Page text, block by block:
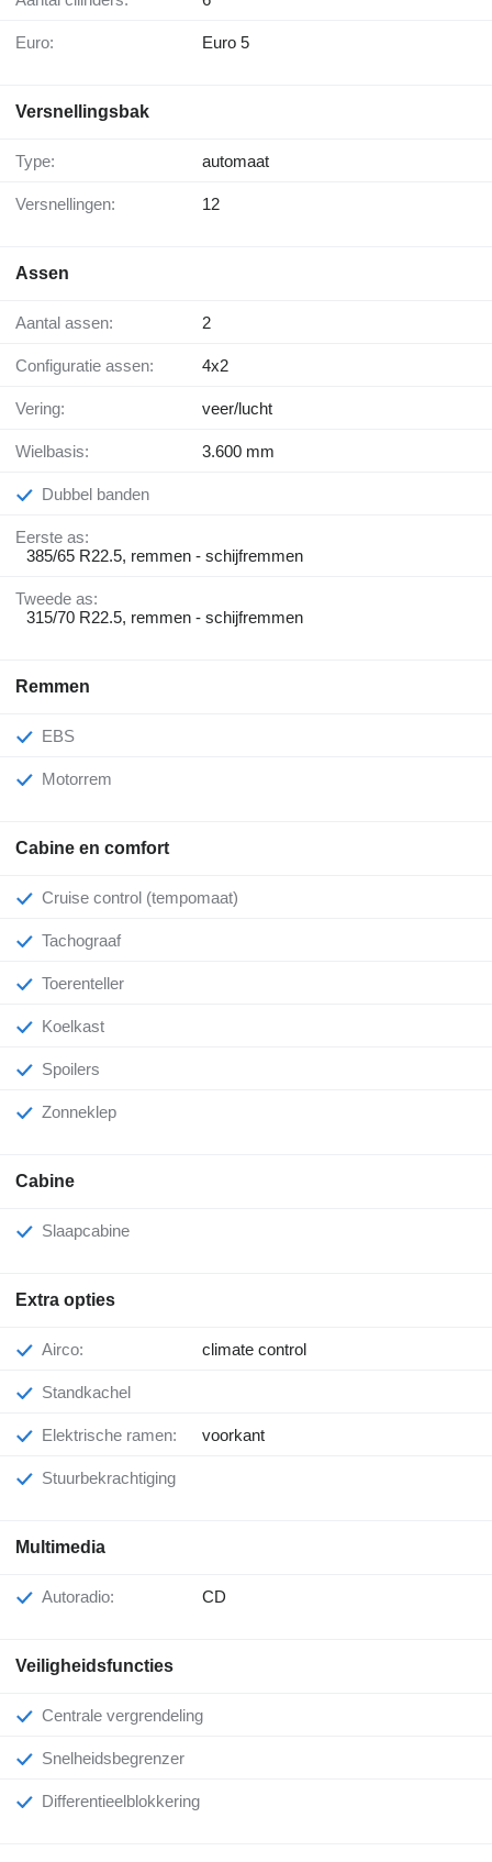
Euro: Euro 5
Versnellingsbak
Type: automaat
Versnellingen: 12
Assen
Aantal assen: 2
Configuratie assen: 4x2
Vering: veer/lucht
Wielbasis: 3.600 mm
Dubbel banden
Eerste as:
385/65 R22.5, remmen - schijfremmen
Tweede as:
315/70 R22.5, remmen - schijfremmen
Remmen
EBS
Motorrem
Cabine en comfort
Cruise control (tempomaat)
Tachograaf
Toerenteller
Koelkast
Spoilers
Zonneklep
Cabine
Slaapcabine
Extra opties
Airco: climate control
Standkachel
Elektrische ramen: voorkant
Stuurbekrachtiging
Multimedia
Autoradio: CD
Veiligheidsfuncties
Centrale vergrendeling
Snelheidsbegrenzer
Differentieelblokkering